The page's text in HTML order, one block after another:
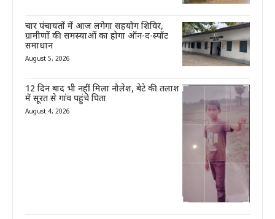
चार पंचायतों में आज लगेगा सहयोग शिविर,
ग्रामीणों की समस्याओं का होगा ऑन-द-स्पॉट
समाधान
August 5, 2026
12 दिन बाद भी नहीं मिला नौलेश, बेटे की तलाश
में सूरत से गांव पहुंचे पिता
August 4, 2026